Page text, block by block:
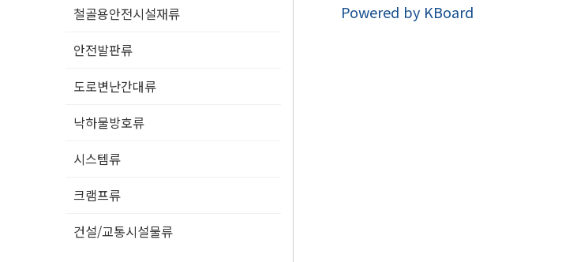
철골용안전시설재류
안전발판류
도로변난간대류
낙하물방호류
시스템류
크램프류
건설/교통시설물류
Powered by KBoard